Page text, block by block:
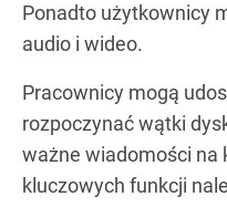
Ponadto użytkownicy
audio i wideo.
Pracownicy mogą
rozpoczynać wątki
ważne wiadomości na
kluczowych funkcji